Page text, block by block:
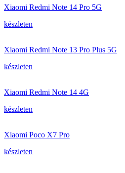
Xiaomi Redmi Note 14 Pro 5G
készleten
Xiaomi Redmi Note 13 Pro Plus 5G
készleten
Xiaomi Redmi Note 14 4G
készleten
Xiaomi Poco X7 Pro
készleten